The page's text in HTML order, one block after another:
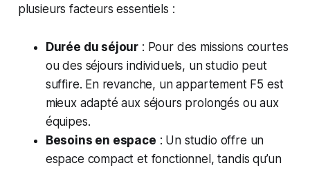
plusieurs facteurs essentiels :
Durée du séjour : Pour des missions courtes
ou des séjours individuels, un studio peut
suffire. En revanche, un appartement F5 est
mieux adapté aux séjours prolongés ou aux
équipes.
Besoins en espace : Un studio offre un
espace compact et fonctionnel, tandis qu’un